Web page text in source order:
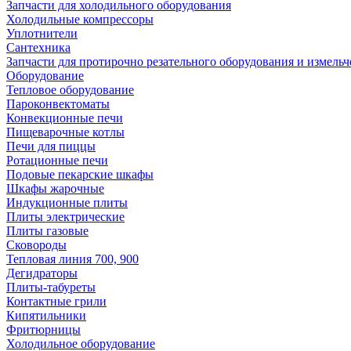
Запчасти для холодильного оборудования
Холодильные компрессоры
Уплотнители
Сантехника
Запчасти для протирочно резательного оборудования и
Оборудование
Тепловое оборудование
Пароконвектоматы
Конвекционные печи
Пищеварочные котлы
Печи для пиццы
Ротационные печи
Подовые пекарские шкафы
Шкафы жарочные
Индукционные плиты
Плиты электрические
Плиты газовые
Сковороды
Тепловая линия 700, 900
Дегидраторы
Плиты-табуреты
Контактные грили
Кипятильники
Фритюрницы
Холодильное оборудование